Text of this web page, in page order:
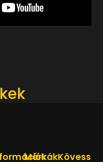
MárkákKövess